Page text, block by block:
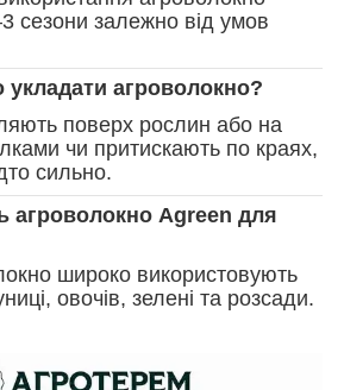
сезони залежно від умов
агроволокно?
поверх рослин або на
чи притискають по краях,
сильно.
агроволокно Agreen для
широко використовують
овочів, зелені та розсади.